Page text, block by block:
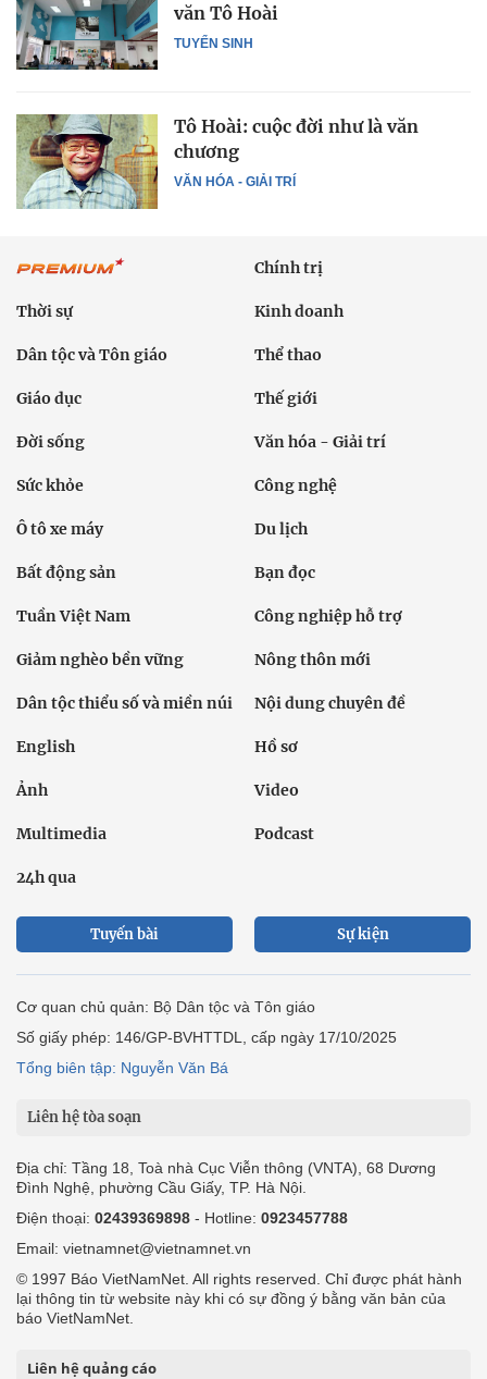
TUYỂN SINH
văn Tô Hoài
VĂN HÓA - GIẢI TRÍ
Tô Hoài: cuộc đời như là văn
chương
Chính trị
Thời sự Kinh doanh
Dân tộc và Tôn giáo Thể thao
Giáo dục Thế giới
Đời sống Văn hóa - Giải trí
Sức khỏe Công nghệ
Ô tô xe máy Du lịch
Bất động sản Bạn đọc
Tuần Việt Nam Công nghiệp hỗ trợ
Giảm nghèo bền vững Nông thôn mới
Dân tộc thiểu số và miền núi Nội dung chuyên đề
English Hồ sơ
Ảnh Video
Multimedia Podcast
24h qua
Tuyến bài Sự kiện
Cơ quan chủ quản: Bộ Dân tộc và Tôn giáo
Số giấy phép: 146/GP-BVHTTDL, cấp ngày 17/10/2025
Tổng biên tập: Nguyễn Văn Bá
Liên hệ tòa soạn
Địa chỉ: Tầng 18, Toà nhà Cục Viễn thông (VNTA), 68 Dương
Đình Nghệ, phường Cầu Giấy, TP. Hà Nội.
Điện thoại: 02439369898 - Hotline: 0923457788
Email: vietnamnet@vietnamnet.vn
© 1997 Báo VietNamNet. All rights reserved. Chỉ được phát hành
lại thông tin từ website này khi có sự đồng ý bằng văn bản của
báo VietNamNet.
Liên hệ quảng cáo